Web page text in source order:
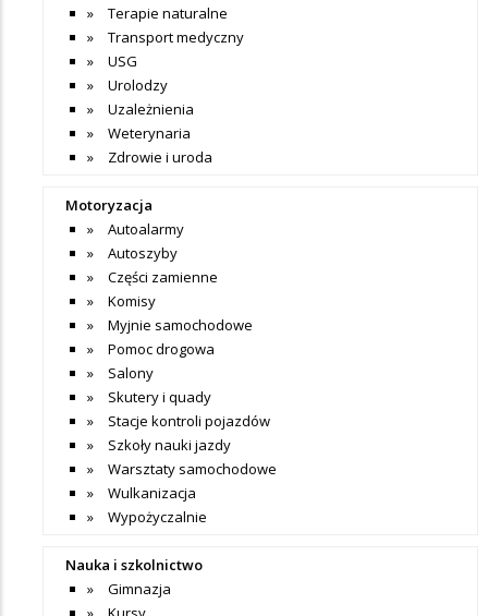
Terapie naturalne
Transport medyczny
USG
Urolodzy
Uzależnienia
Weterynaria
Zdrowie i uroda
Motoryzacja
Autoalarmy
Autoszyby
Części zamienne
Komisy
Myjnie samochodowe
Pomoc drogowa
Salony
Skutery i quady
Stacje kontroli pojazdów
Szkoły nauki jazdy
Warsztaty samochodowe
Wulkanizacja
Wypożyczalnie
Nauka i szkolnictwo
Gimnazja